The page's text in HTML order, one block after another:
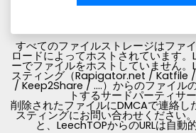
すべてのファイルストレージはファ
ロードによってホストされています
ーでファイルをホストしていません
スティング（Rapigator.net / Katfile
/ Keep2Share / ....）からのファイル
トするサードパーティサ
削除されたファイルにDMCAで連絡し
スティングにお問い合わせください
と、LeechTOPからのURLは自動